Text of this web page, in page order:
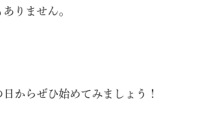
りません。
からぜひ始めてみましょう！